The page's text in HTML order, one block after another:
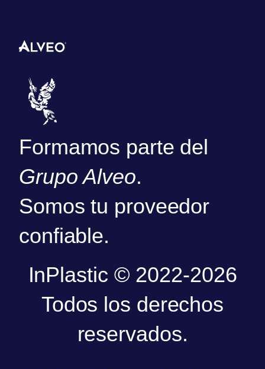
Formamos parte del
Grupo Alveo.
Somos tu proveedor
confiable.
InPlastic © 2022-2026
Todos los derechos
reservados.